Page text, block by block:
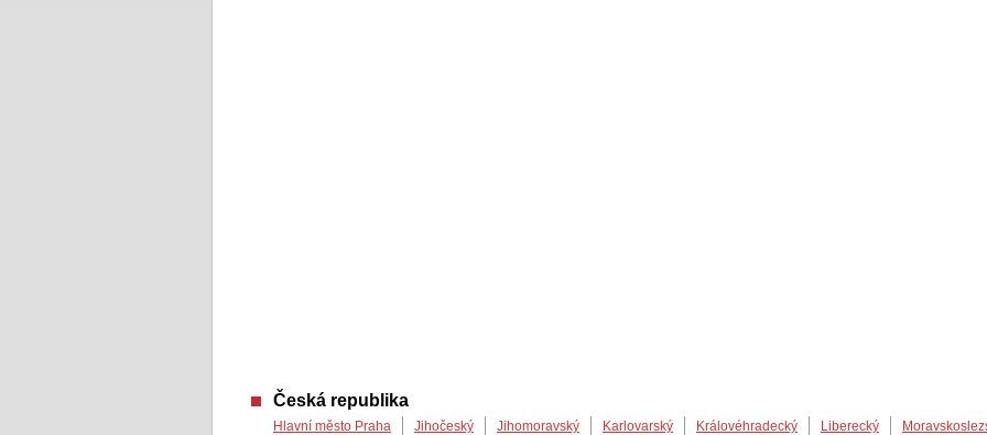
Česká republika
Hlavní město Praha Jihočeský Jihomoravský Karlovarský Královéhradecký Liberecký